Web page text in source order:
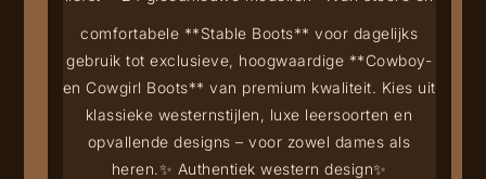
comfortabele **Stable Boots** voor dagelijks
gebruik tot exclusieve, hoogwaardige **Cowboy-
en Cowgirl Boots** van premium kwaliteit. Kies uit
klassieke westernstijlen, luxe leersoorten en
opvallende designs – voor zowel dames als
heren.✨ Authentiek western design✨